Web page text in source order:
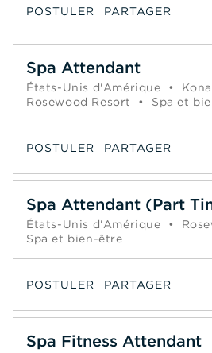
POSTULER PARTAGER
Spa Attendant
États-Unis d'Amérique •
Rosewood Resort
• Spa et
POSTULER PARTAGER
Spa Attendant (Part
États-Unis d'Amérique •
Spa et bien-être
POSTULER PARTAGER
Spa Fitness Attendant